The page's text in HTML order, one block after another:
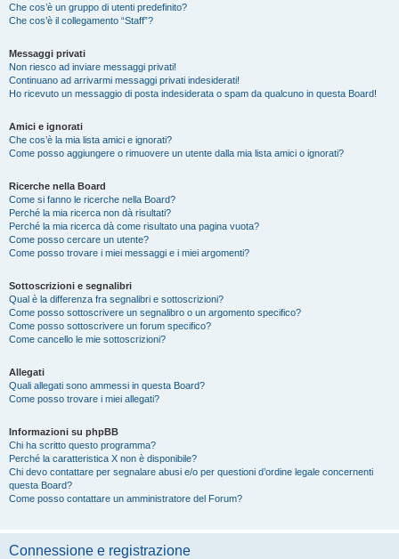
Che cos’è un gruppo di utenti predefinito?
Che cos’è il collegamento “Staff”?
Messaggi privati
Non riesco ad inviare messaggi privati!
Continuano ad arrivarmi messaggi privati indesiderati!
Ho ricevuto un messaggio di posta indesiderata o spam da qualcuno in questa Board!
Amici e ignorati
Che cos’è la mia lista amici e ignorati?
Come posso aggiungere o rimuovere un utente dalla mia lista amici o ignorati?
Ricerche nella Board
Come si fanno le ricerche nella Board?
Perché la mia ricerca non dà risultati?
Perché la mia ricerca dà come risultato una pagina vuota?
Come posso cercare un utente?
Come posso trovare i miei messaggi e i miei argomenti?
Sottoscrizioni e segnalibri
Qual è la differenza fra segnalibri e sottoscrizioni?
Come posso sottoscrivere un segnalibro o un argomento specifico?
Come posso sottoscrivere un forum specifico?
Come cancello le mie sottoscrizioni?
Allegati
Quali allegati sono ammessi in questa Board?
Come posso trovare i miei allegati?
Informazioni su phpBB
Chi ha scritto questo programma?
Perché la caratteristica X non è disponibile?
Chi devo contattare per segnalare abusi e/o per questioni d’ordine legale concernenti
questa Board?
Come posso contattare un amministratore del Forum?
Connessione e registrazione